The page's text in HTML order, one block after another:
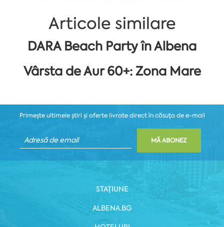
Articole similare
DARA Beach Party în Albena
Vârsta de Aur 60+: Zona Mare
Primește ultimele știri și oferte livrate direct în căsuța de e-mail
MĂ ABONEZ
STAȚIUNE
ALBENA.BG